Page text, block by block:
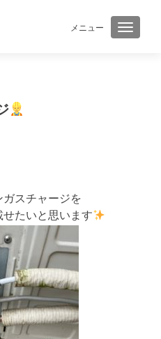
メニュー ナビゲ
スチャージを
たいと思います